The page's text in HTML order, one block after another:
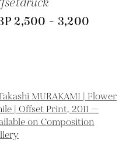
2,500 - 3,200